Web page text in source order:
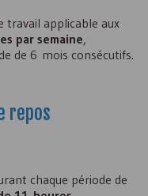
travail applicable aux
par semaine,
de 6 mois consécutifs.
repos
chaque période de